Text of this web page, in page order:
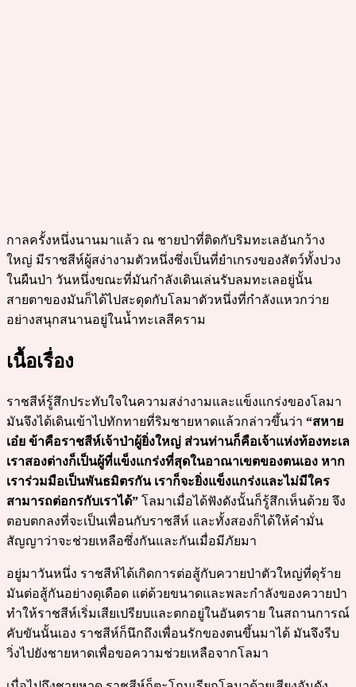
กาลครั้งหนึ่งนานมาแล้ว ณ ชายป่าที่ติดกับริมทะเลอันกว้าง
ใหญ่ มีราชสีห์ผู้สง่างามตัวหนึ่งซึ่งเป็นที่ยำเกรงของสัตว์ทั้งปวง
ในผืนป่า วันหนึ่งขณะที่มันกำลังเดินเล่นรับลมทะเลอยู่นั้น
สายตาของมันก็ได้ไปสะดุดกับโลมาตัวหนึ่งที่กำลังแหวกว่าย
อย่างสนุกสนานอยู่ในน้ำทะเลสีคราม
เนื้อเรื่อง
ราชสีห์รู้สึกประทับใจในความสง่างามและแข็งแกร่งของโลมา
มันจึงได้เดินเข้าไปทักทายที่ริมชายหาดแล้วกล่าวขึ้นว่า “สหาย
เอ๋ย ข้าคือราชสีห์เจ้าป่าผู้ยิ่งใหญ่ ส่วนท่านก็คือเจ้าแห่งท้องทะเล
เราสองต่างก็เป็นผู้ที่แข็งแกร่งที่สุดในอาณาเขตของตนเอง หาก
เราร่วมมือเป็นพันธมิตรกัน เราก็จะยิ่งแข็งแกร่งและไม่มีใคร
สามารถต่อกรกับเราได้” โลมาเมื่อได้ฟังดังนั้นก็รู้สึกเห็นด้วย จึง
ตอบตกลงที่จะเป็นเพื่อนกับราชสีห์ และทั้งสองก็ได้ให้คำมั่น
สัญญาว่าจะช่วยเหลือซึ่งกันและกันเมื่อมีภัยมา
อยู่มาวันหนึ่ง ราชสีห์ได้เกิดการต่อสู้กับควายป่าตัวใหญ่ที่ดุร้าย
มันต่อสู้กันอย่างดุเดือด แต่ด้วยขนาดและพละกำลังของควายป่า
ทำให้ราชสีห์เริ่มเสียเปรียบและตกอยู่ในอันตราย ในสถานการณ์
คับขันนั้นเอง ราชสีห์ก็นึกถึงเพื่อนรักของตนขึ้นมาได้ มันจึงรีบ
วิ่งไปยังชายหาดเพื่อขอความช่วยเหลือจากโลมา